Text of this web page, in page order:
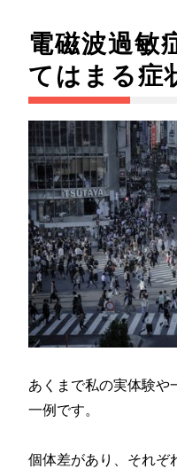
電磁波過敏
てはまる症
あくまで私の実体験や
一例です。
個体差があり、それぞ